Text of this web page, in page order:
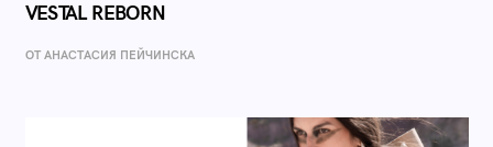
VESTAL REBORN
ОТ AНАСТАСИЯ ПЕЙЧИНСКА